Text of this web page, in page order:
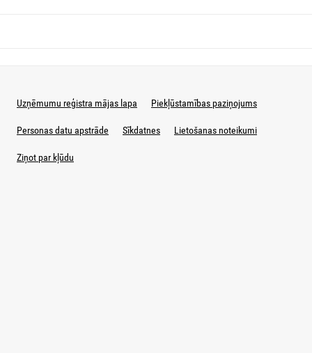
Uzņēmumu reģistra mājas lapa Piekļūstamības paziņojums
Personas datu apstrāde Sīkdatnes Lietošanas noteikumi
Ziņot par kļūdu